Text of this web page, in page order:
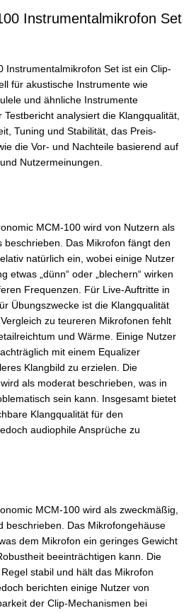
Instrumentalmikrofon Set
Instrumentalmikrofon Set ist ein Clip-
für akustische Instrumente wie
und ähnliche Instrumente
analysiert die Klangqualität,
Tuning und Stabilität, das Preis-
die Vor- und Nachteile basierend auf
Nutzermeinungen.
MCM-100 wird von Nutzern als
beschrieben. Das Mikrofon fängt den
natürlich ein, wobei einige Nutzer
etwas „dünn“ oder „blechern“ wirken
Frequenzen. Für Live-Auftritte in
Übungszwecke ist die Klangqualität
zu teureren Mikrofonen fehlt
und Wärme. Einige Nutzer
mit einem Equalizer
Klangbild zu erzielen. Die
als moderat beschrieben, was in
sein kann. Insgesamt bietet
Klangqualität für den
audiophile Ansprüche zu
MCM-100 wird als zweckmäßig,
beschrieben. Das Mikrofongehäuse
dem Mikrofon ein geringes Gewicht
beeinträchtigen kann. Die
stabil und hält das Mikrofon
berichten einige Nutzer von
der Clip-Mechanismen bei